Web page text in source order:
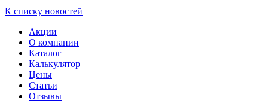
К списку новостей
Акции
О компании
Каталог
Калькулятор
Цены
Статьи
Отзывы